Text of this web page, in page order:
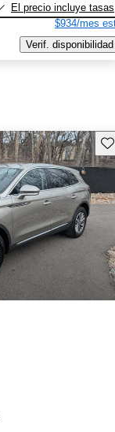
El precio incluye tasas
$934/mes
Verif. disponibilidad